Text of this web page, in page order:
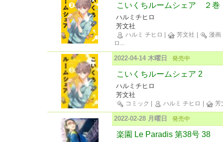
こいくちルームシェア ２巻
ハルミチヒロ
芳文社
ハルミ チヒロ 芳文社 漫画
ロ ...
2022-04-14 木曜日 発売中
こいくちルームシェア 2
ハルミチヒロ
芳文社
コミック ハルミ チヒロ 芳
2022-02-28 月曜日 発売中
楽園 Le Paradis 第38号 38